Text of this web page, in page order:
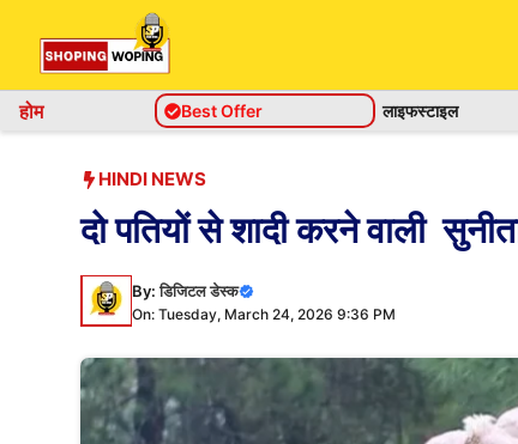
content
होम Best Offer लाइफस्टाइल
HINDI NEWS
दो पतियों से शादी करने वाली
By:डिजिटल डेस्क
On: Tuesday, March 24, 2026 9:36 PM